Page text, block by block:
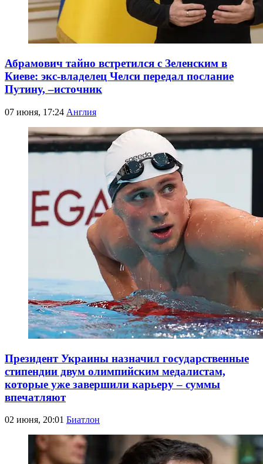
Абрамович тайно встретился с Зеленским в
Киеве: экс-владелец Челси передал послание
Путину, –источник
07 июня, 17:24 Англия
Президент Украины назначил государственные
стипендии двум олимпийским медалистам,
которые уже завершили карьеру – суммы
впечатляют
02 июня, 20:01 Биатлон